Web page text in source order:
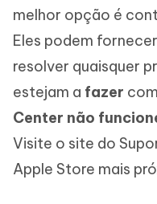
melhor opção é
Eles podem
resolver quaisquer
estejam a fazer
Center não
Visite o site do
Apple Store mais